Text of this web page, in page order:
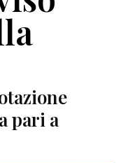
pari a